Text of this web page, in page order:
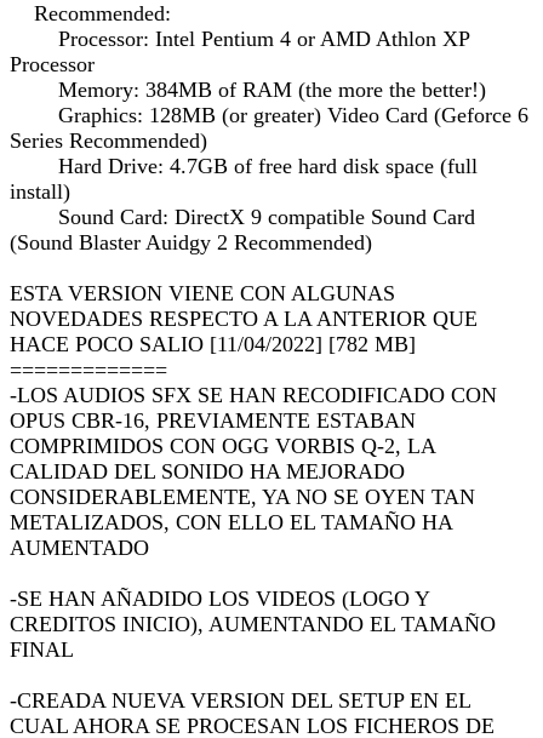
Recommended:
Processor: Intel Pentium 4 or AMD Athlon XP
Processor
Memory: 384MB of RAM (the more the better!)
Graphics: 128MB (or greater) Video Card (Geforce 6
Series Recommended)
Hard Drive: 4.7GB of free hard disk space (full
install)
Sound Card: DirectX 9 compatible Sound Card
(Sound Blaster Auidgy 2 Recommended)
ESTA VERSION VIENE CON ALGUNAS
NOVEDADES RESPECTO A LA ANTERIOR QUE
HACE POCO SALIO [11/04/2022] [782 MB]
=============
-LOS AUDIOS SFX SE HAN RECODIFICADO CON
OPUS CBR-16, PREVIAMENTE ESTABAN
COMPRIMIDOS CON OGG VORBIS Q-2, LA
CALIDAD DEL SONIDO HA MEJORADO
CONSIDERABLEMENTE, YA NO SE OYEN TAN
METALIZADOS, CON ELLO EL TAMAÑO HA
AUMENTADO
-SE HAN AÑADIDO LOS VIDEOS (LOGO Y
CREDITOS INICIO), AUMENTANDO EL TAMAÑO
FINAL
-CREADA NUEVA VERSION DEL SETUP EN EL
CUAL AHORA SE PROCESAN LOS FICHEROS DE